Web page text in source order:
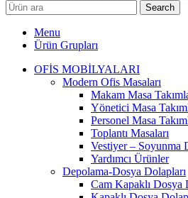
Search
Menu
Ürün Grupları
OFİS MOBİLYALARI
Modern Ofis Masaları
Makam Masa
Yönetici Masa
Personel Masa
Toplantı Masaları
Vestiyer – Soyunma
Yardımcı Ürünler
Depolama-Dosya Dolapları
Cam Kapaklı Dosya